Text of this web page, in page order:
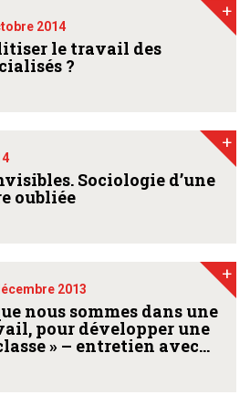
2014
le travail des
?
+
Sociologie d’une
oubliée
+
2013
nous sommes dans une
pour développer une
» – entretien avec
+